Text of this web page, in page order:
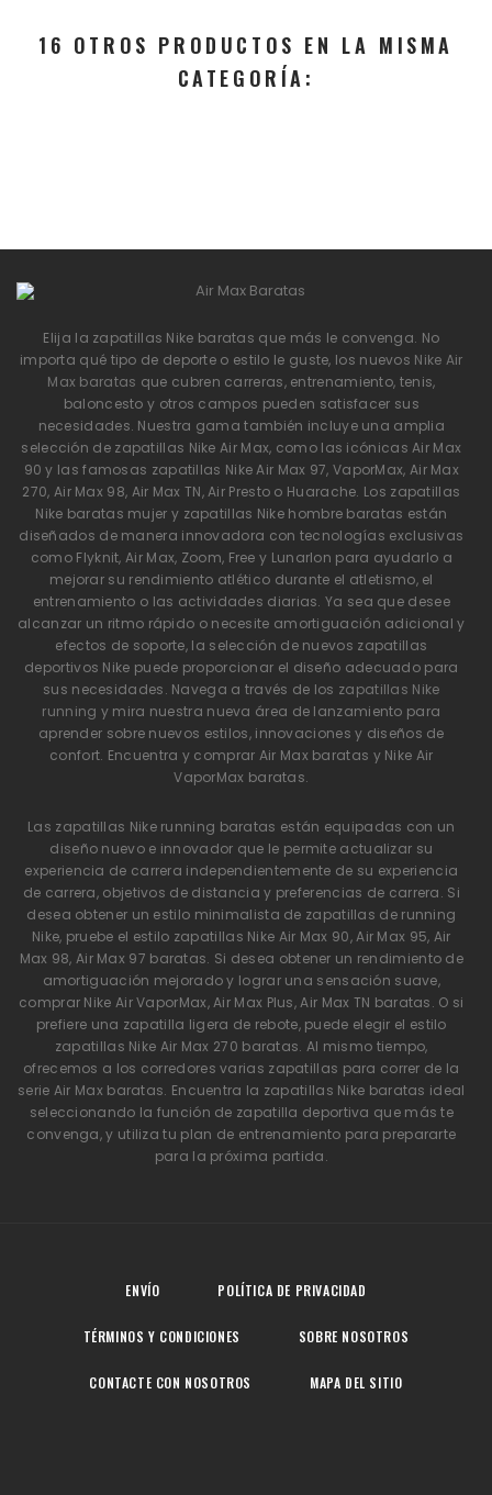
16 OTROS PRODUCTOS EN LA MISMA
CATEGORÍA:
Elija la zapatillas Nike baratas que más le convenga. No
importa qué tipo de deporte o estilo le guste, los nuevos Nike Air
Max baratas que cubren carreras, entrenamiento, tenis,
baloncesto y otros campos pueden satisfacer sus
necesidades. Nuestra gama también incluye una amplia
selección de zapatillas Nike Air Max, como las icónicas Air Max
90 y las famosas zapatillas Nike Air Max 97, VaporMax, Air Max
270, Air Max 98, Air Max TN, Air Presto o Huarache. Los zapatillas
Nike baratas mujer y zapatillas Nike hombre baratas están
diseñados de manera innovadora con tecnologías exclusivas
como Flyknit, Air Max, Zoom, Free y Lunarlon para ayudarlo a
mejorar su rendimiento atlético durante el atletismo, el
entrenamiento o las actividades diarias. Ya sea que desee
alcanzar un ritmo rápido o necesite amortiguación adicional y
efectos de soporte, la selección de nuevos zapatillas
deportivos Nike puede proporcionar el diseño adecuado para
sus necesidades. Navega a través de los zapatillas Nike
running y mira nuestra nueva área de lanzamiento para
aprender sobre nuevos estilos, innovaciones y diseños de
confort. Encuentra y comprar Air Max baratas y Nike Air
VaporMax baratas.
Las zapatillas Nike running baratas están equipadas con un
diseño nuevo e innovador que le permite actualizar su
experiencia de carrera independientemente de su experiencia
de carrera, objetivos de distancia y preferencias de carrera. Si
desea obtener un estilo minimalista de zapatillas de running
Nike, pruebe el estilo zapatillas Nike Air Max 90, Air Max 95, Air
Max 98, Air Max 97 baratas. Si desea obtener un rendimiento de
amortiguación mejorado y lograr una sensación suave,
comprar Nike Air VaporMax, Air Max Plus, Air Max TN baratas. O si
prefiere una zapatilla ligera de rebote, puede elegir el estilo
zapatillas Nike Air Max 270 baratas. Al mismo tiempo,
ofrecemos a los corredores varias zapatillas para correr de la
serie Air Max baratas. Encuentra la zapatillas Nike baratas ideal
seleccionando la función de zapatilla deportiva que más te
convenga, y utiliza tu plan de entrenamiento para prepararte
para la próxima partida.
ENVÍO POLÍTICA DE PRIVACIDAD
TÉRMINOS Y CONDICIONES SOBRE NOSOTROS
CONTACTE CON NOSOTROS MAPA DEL SITIO